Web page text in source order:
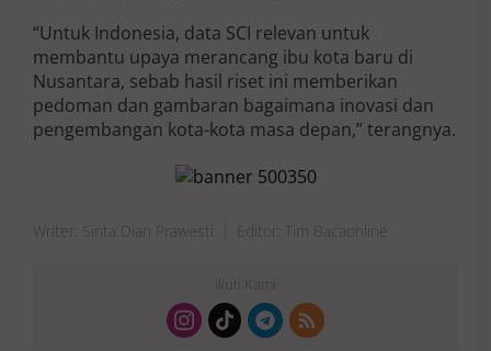
“Untuk Indonesia, data SCI relevan untuk
membantu upaya merancang ibu kota baru di
Nusantara, sebab hasil riset ini memberikan
pedoman dan gambaran bagaimana inovasi dan
pengembangan kota-kota masa depan,” terangnya.
Writer: Sinta Dian Prawesti Editor: Tim Bacaonline